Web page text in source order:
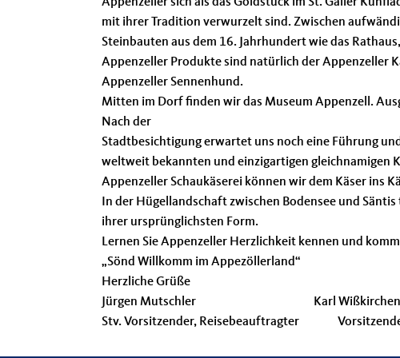
mit ihrer Tradition verwurzelt sind. Zwischen
Steinbauten aus dem 16. Jahrhundert wie das
Appenzeller Produkte sind natürlich der Appenzeller
Appenzeller Sennenhund.
Mitten im Dorf finden wir das Museum Appenzell.
Nach der
Stadtbesichtigung erwartet uns noch eine Führung
weltweit bekannten und einzigartigen gleichnamigen
Appenzeller Schaukäserei können wir dem Käser ins
In der Hügellandschaft zwischen Bodensee und
ihrer ursprünglichsten Form.
Lernen Sie Appenzeller Herzlichkeit kennen und
Sönd Willkomm im Appezöllerland“
Herzliche Grüße
Jürgen Mutschler Karl Wißkirchen
Stv. Vorsitzender, Reisebeauftragter